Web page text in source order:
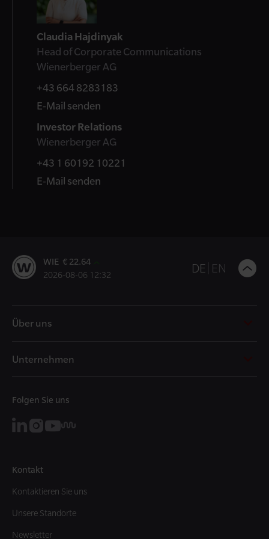
Claudia Hajdinyak
Head of Corporate Communications
Wienerberger AG
+43 664 8283183
E-Mail senden
Investor Relations
Wienerberger AG
+43 1 60192 10221
E-Mail senden
WIE € 22.64
2026-08-06 12:32 DE EN
Über uns
Unternehmen
Folgen Sie uns
Kontakt
Kontaktieren Sie uns
Unsere Standorte
Newsletter